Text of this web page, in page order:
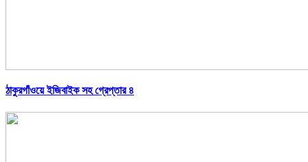
ঠাকুরগাঁওয়ে ইজিবাইক সহ গ্রেপ্তার ৪